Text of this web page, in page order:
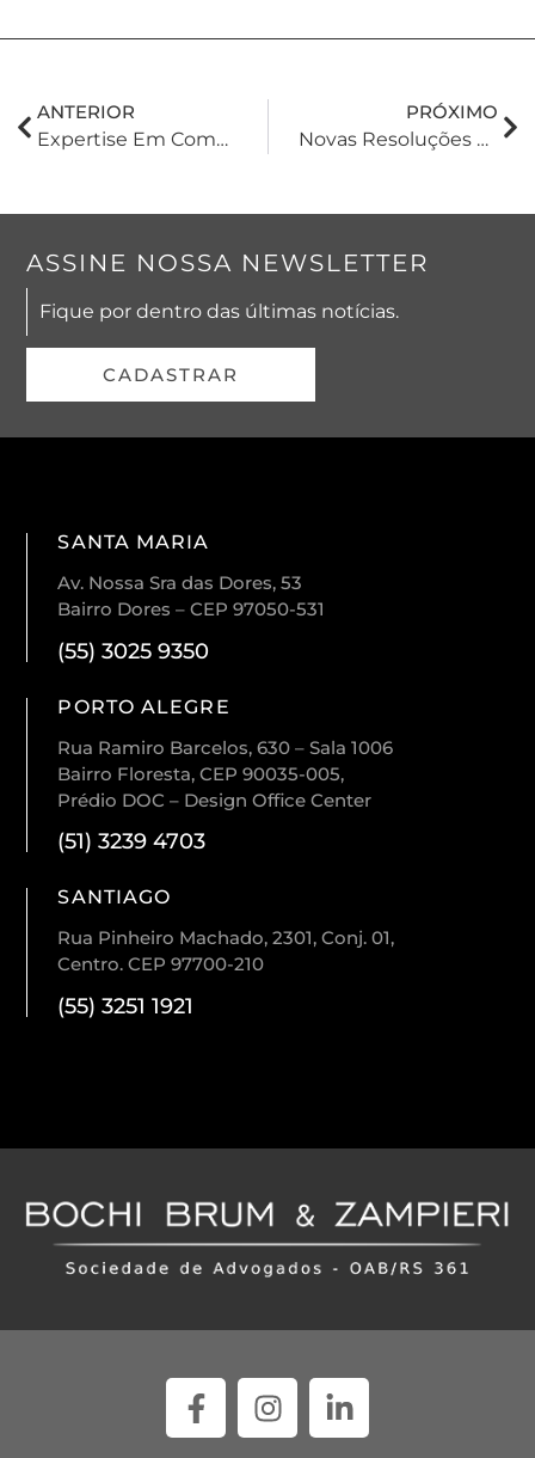
ANTERIOR
Expertise Em Compliance. Uma Necessidade No Ambiente Empresarial
PRÓXIMO
Novas Resoluções Para A Administração Das Companhias Abertas
ASSINE NOSSA NEWSLETTER
Fique por dentro das últimas notícias.
CADASTRAR
SANTA MARIA
Av. Nossa Sra das Dores, 53
Bairro Dores – CEP 97050-531
(55) 3025 9350
PORTO ALEGRE
Rua Ramiro Barcelos, 630 – Sala 1006
Bairro Floresta, CEP 90035-005,
Prédio DOC – Design Office Center
(51) 3239 4703
SANTIAGO
Rua Pinheiro Machado, 2301, Conj. 01,
Centro. CEP 97700-210
(55) 3251 1921